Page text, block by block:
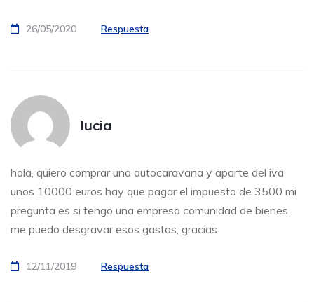
26/05/2020 Respuesta
lucia
hola, quiero comprar una autocaravana y aparte del iva
unos 10000 euros hay que pagar el impuesto de 3500 mi
pregunta es si tengo una empresa comunidad de bienes
me puedo desgravar esos gastos, gracias
12/11/2019 Respuesta